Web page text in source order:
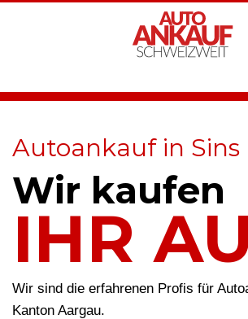
Autoankauf in Sins
Wir kaufen
IHR
Wir sind die erfahrenen Profis für
Kanton Aargau.